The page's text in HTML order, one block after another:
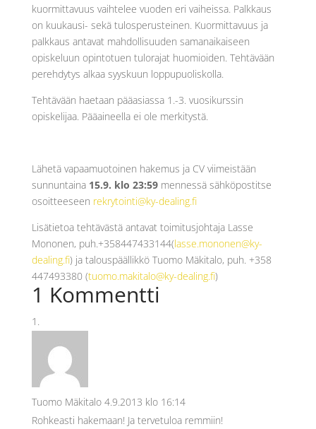
kuormittavuus vaihtelee vuoden eri vaiheissa. Palkkaus
on kuukausi- sekä tulosperusteinen. Kuormittavuus ja
palkkaus antavat mahdollisuuden samanaikaiseen
opiskeluun opintotuen tulorajat huomioiden. Tehtävään
perehdytys alkaa syyskuun loppupuoliskolla.
Tehtävään haetaan pääasiassa 1.-3. vuosikurssin
opiskelijaa. Pääaineella ei ole merkitystä.
Lähetä vapaamuotoinen hakemus ja CV viimeistään
sunnuntaina 15.9. klo 23:59mennessä sähköpostitse
osoitteeseen rekrytointi@ky-dealing.fi
Lisätietoa tehtävästä antavat toimitusjohtaja Lasse
Mononen, puh.+358447433144(lasse.mononen@ky-
dealing.fi) ja talouspäällikkö Tuomo Mäkitalo, puh. +358
447493380 (tuomo.makitalo@ky-dealing.fi)
1 Kommentti
Tuomo Mäkitalo 4.9.2013 klo 16:14
Rohkeasti hakemaan! Ja tervetuloa remmiin!